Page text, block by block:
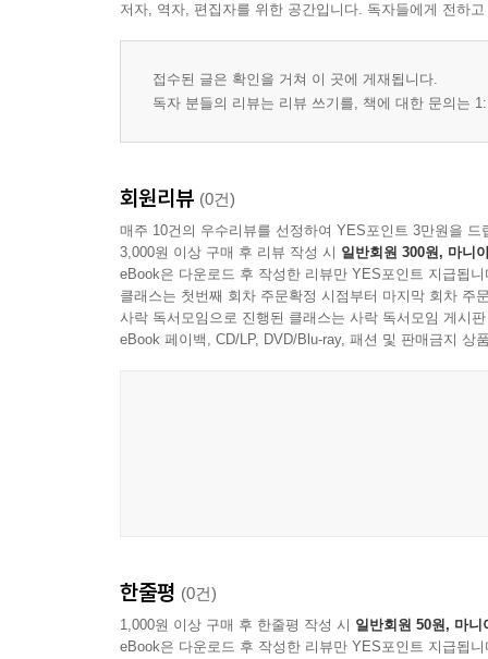
저자, 역자, 편집자를 위한 공간입니다. 독자들에게 전하
접수된 글은 확인을 거쳐 이 곳에 게재됩니다.
독자 분들의 리뷰는 리뷰 쓰기를, 책에 대한 문의는
회원리뷰 (0건)
매주 10건의 우수리뷰를 선정하여 YES포인트 3만원을 드
3,000원 이상 구매 후 리뷰 작성 시 일반회원 300원, 마니
eBook은 다운로드 후 작성한 리뷰만 YES포인트 지급됩니
클래스는 첫번째 회차 주문확정 시점부터 마지막 회차 주
사락 독서모임으로 진행된 클래스는 사락 독서모임 게시
eBook 페이백, CD/LP, DVD/Blu-ray, 패션 및 판매금지 상
한줄평 (0건)
1,000원 이상 구매 후 한줄평 작성 시 일반회원 50원, 마니
eBook은 다운로드 후 작성한 리뷰만 YES포인트 지급됩니